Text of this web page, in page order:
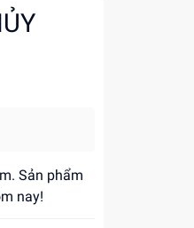
Sản phẩm
nay!